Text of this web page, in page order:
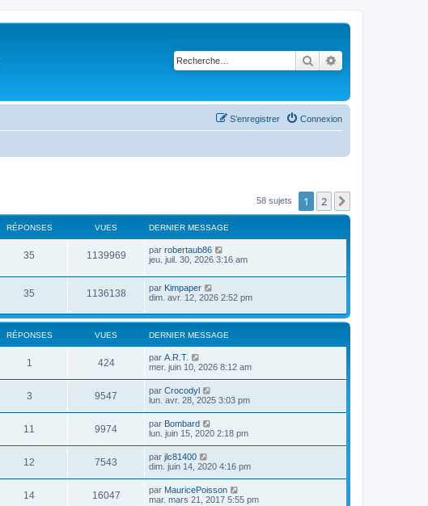
Rechercher
Connexion
S’enregistrer
58 sujets 1 2
RÉPONSES VUES DERNIER MESSAGE
35 1139969 par robertaub86
jeu. juil. 30, 2026 3:16 am
35 1136138 par Kimpaper
dim. avr. 12, 2026 2:52 pm
RÉPONSES VUES DERNIER MESSAGE
1 424 par A.R.T.
mer. juin 10, 2026 8:12 am
3 9547 par Crocodyl
lun. avr. 28, 2025 3:03 pm
11 9974 par Bombard
lun. juin 15, 2020 2:18 pm
12 7543 par jlc81400
dim. juin 14, 2020 4:16 pm
14 16047 par MauricePoisson
mar. mars 21, 2017 5:55 pm